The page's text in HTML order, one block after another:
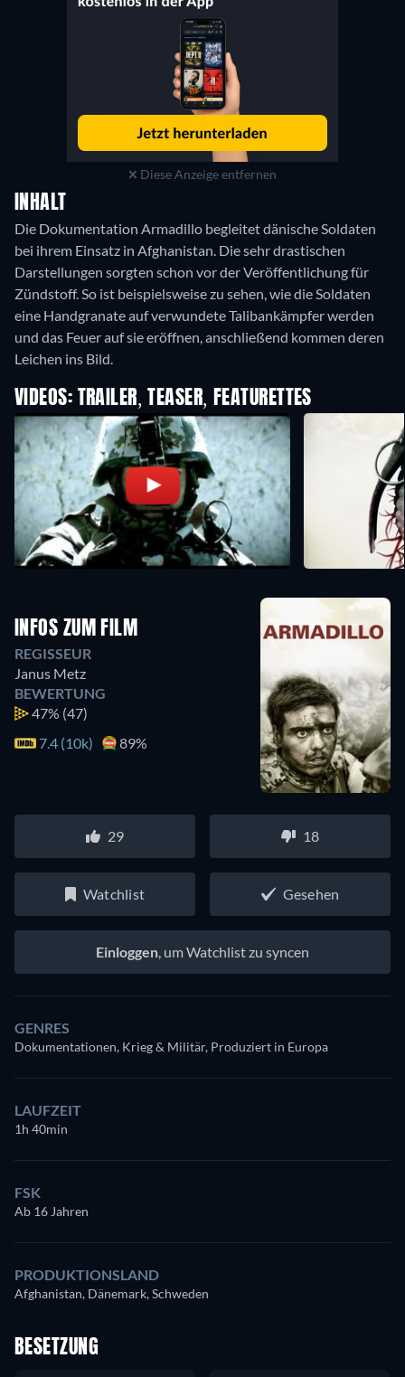
Diese Anzeige entfernen
INHALT
Die Dokumentation Armadillo begleitet dänische Soldaten
bei ihrem Einsatz in Afghanistan. Die sehr drastischen
Darstellungen sorgten schon vor der Veröffentlichung für
Zündstoff. So ist beispielsweise zu sehen, wie die Soldaten
eine Handgranate auf verwundete Talibankämpfer werden
und das Feuer auf sie eröffnen, anschließend kommen deren
Leichen ins Bild.
VIDEOS: TRAILER, TEASER, FEATURETTES
INFOS ZUM FILM
REGISSEUR
Janus Metz
BEWERTUNG
47% (47)
7.4 (10k)
89%
29 18
Watchlist Gesehen
Einloggen , um Watchlist zu syncen
GENRES
Dokumentationen, Krieg & Militär, Produziert in Europa
LAUFZEIT
1h 40min
FSK
Ab 16 Jahren
PRODUKTIONSLAND
Afghanistan, Dänemark, Schweden
BESETZUNG